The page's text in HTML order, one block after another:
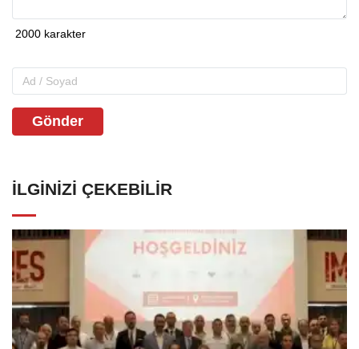
Gönder
İLGINIZI ÇEKEBILIR